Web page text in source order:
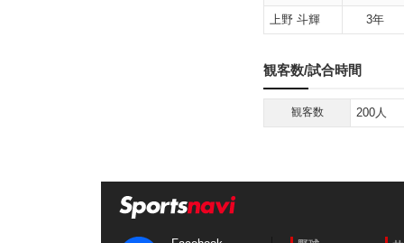
上野 斗輝 3年
観客数/試合時間
観客数 200人